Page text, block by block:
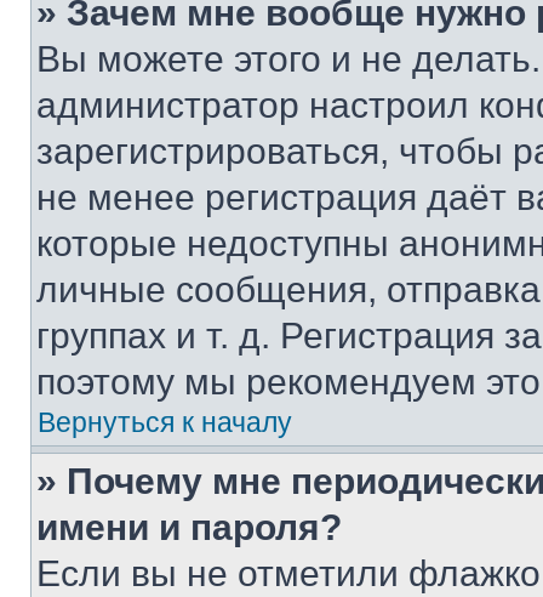
» Зачем мне вообще нужно
Вы можете этого и не
администратор настроил
зарегистрироваться, чтобы
не менее регистрация даёт
которые недоступны
личные сообщения,
группах и т. д. Регистрация
поэтому мы рекомендуем
Вернуться к началу
» Почему мне
имени и пароля?
Если вы не отметили